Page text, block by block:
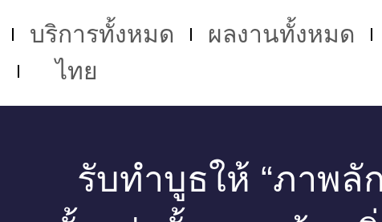
บริการทั้งหมด ผลงานทั้งหมด
ไทย
รับทำบูธให้ “ภาพลั